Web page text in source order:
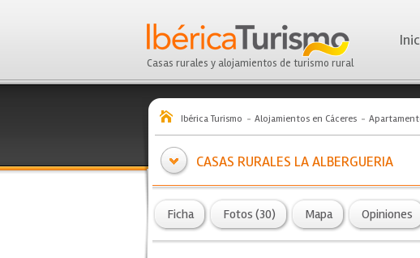
Casas rurales y alojamientos de turismo rural
Ibérica Turismo Alojamientos en Cáceres
CASAS RURALES LA ALBERGUERIA
Ficha Fotos (30) Mapa Opiniones